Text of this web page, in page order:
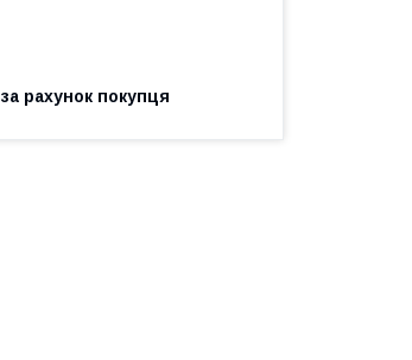
за рахунок покупця